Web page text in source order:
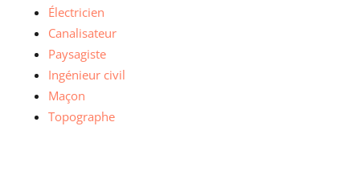
Électricien
Canalisateur
Paysagiste
Ingénieur civil
Maçon
Topographe